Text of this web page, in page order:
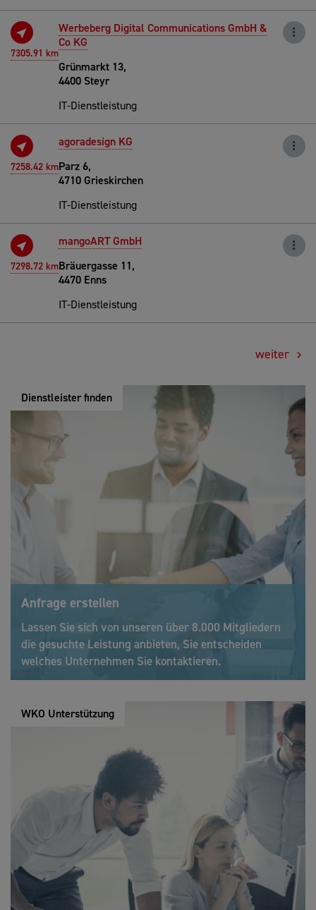
7305.91 km
Werbeberg Digital Communications GmbH &
Co KG
Grünmarkt 13,
4400 Steyr
IT-Dienstleistung
7258.42 km
agoradesign KG
Parz 6,
4710 Grieskirchen
IT-Dienstleistung
7298.72 km
mangoART GmbH
Bräuergasse 11,
4470 Enns
IT-Dienstleistung
weiter
Dienstleister finden
Anfrage erstellen
Lassen Sie sich von unseren über 8.000 Mitgliedern
die gesuchte Leistung anbieten, Sie entscheiden
welches Unternehmen Sie kontaktieren.
WKO Unterstützung